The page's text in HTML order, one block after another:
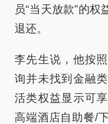
员“当天放款”的
退还。
李先生说，他按
询并未找到金融
活类权益显示可
高端酒店自助餐/